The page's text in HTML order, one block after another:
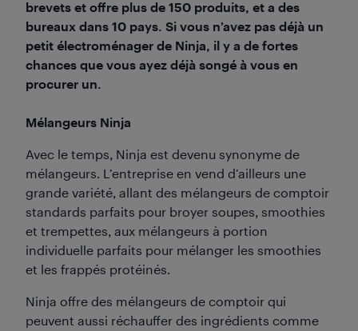
brevets et offre plus de 150 produits, et a des
bureaux dans 10 pays. Si vous n’avez pas déjà un
petit électroménager de Ninja, il y a de fortes
chances que vous ayez déjà songé à vous en
procurer un.
Mélangeurs Ninja
Avec le temps, Ninja est devenu synonyme de
mélangeurs. L’entreprise en vend d’ailleurs une
grande variété, allant des mélangeurs de comptoir
standards parfaits pour broyer soupes, smoothies
et trempettes, aux mélangeurs à portion
individuelle parfaits pour mélanger les smoothies
et les frappés protéinés.
Ninja offre des mélangeurs de comptoir qui
peuvent aussi réchauffer des ingrédients comme